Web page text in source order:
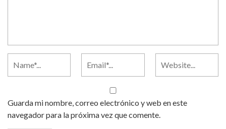
Guarda mi nombre, correo electrónico y web en este
navegador para la próxima vez que comente.